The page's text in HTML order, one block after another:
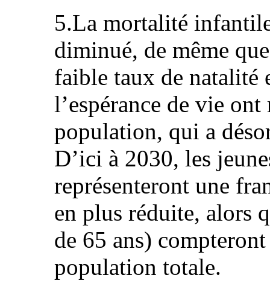
5.La mortalité
diminué, de même
faible taux de natalité
l’espérance de vie
population, qui a
D’ici à 2030, les
représenteront une
en plus réduite, alors
de 65 ans)
population totale.